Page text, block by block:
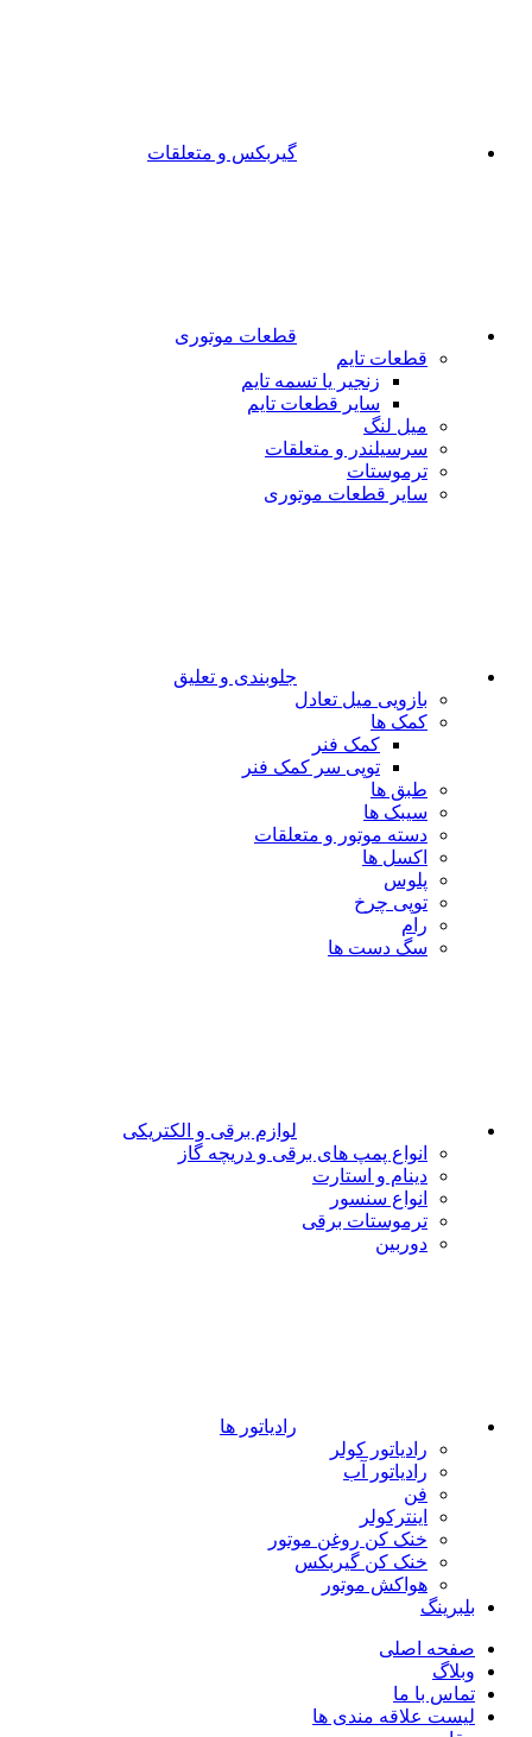
گیربکس و متعلقات
قطعات موتوری
قطعات تایم
زنجیر یا تسمه تایم
سایر قطعات تایم
میل لنگ
سرسیلندر و متعلقات
ترموستات
سایر قطعات موتوری
جلوبندی و تعلیق
بازویی میل تعادل
کمک ها
کمک فنر
توپی سر کمک فنر
طبق ها
سیبک ها
دسته موتور و متعلقات
اکسل ها
پلوس
توپی چرخ
رام
سگ دست ها
لوازم برقی و الکتریکی
انواع پمپ های برقی و دریچه گاز
دینام و استارت
انواع سنسور
ترموستات برقی
دوربین
رادیاتور ها
رادیاتور کولر
رادیاتور آب
فن
اینترکولر
خنک کن روغن موتور
خنک کن گیربکس
هواکش موتور
بلبرینگ
صفحه اصلی
وبلاگ
تماس با ما
لیست علاقه مندی ها